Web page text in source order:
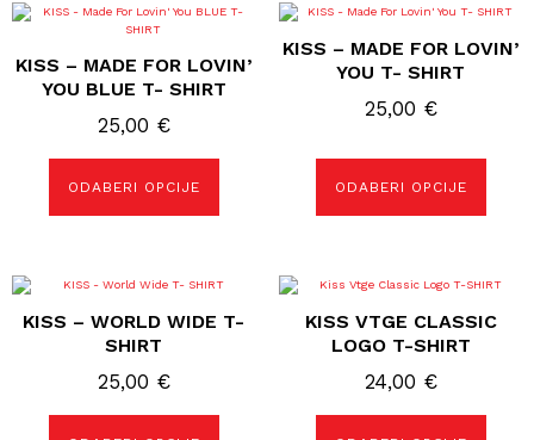
KISS – MADE FOR LOVIN’
YOU BLUE T- SHIRT
25,00 €
ODABERI OPCIJE
Ovaj
proizvod
više
varijanti.
Opcije
se
mogu
stranici
KISS – MADE FOR LOVIN’
YOU T- SHIRT
25,00 €
ODABERI OPCIJE
Ovaj
ima
varijanti.
Opcije
se
stranici
KISS – WORLD WIDE T-
SHIRT
25,00 €
Ovaj
ima
varijanti.
Opcije
se
KISS VTGE CLASSIC
LOGO T-SHIRT
24,00 €
Ovaj
ima
varijanti.
Opcije
se